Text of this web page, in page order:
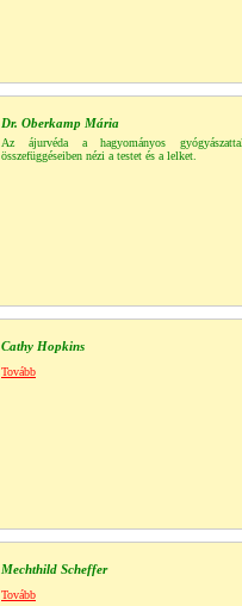
Dr. Oberkamp Mária
Az ájurvéda a hagyományos
összefüggéseiben nézi a testet és a lelket.
Cathy Hopkins
Tovább
Mechthild Scheffer
Tovább